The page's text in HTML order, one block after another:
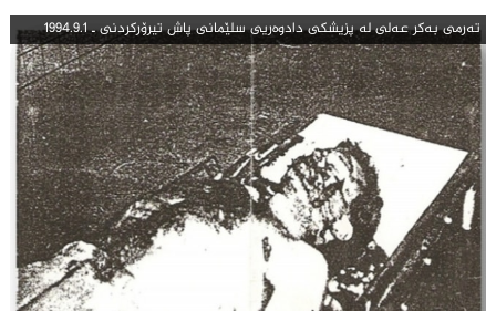
ته‌رمی به‌كر عه‌لی له‌ پزیشكی دادوه‌ریی سلێمانى پاش تیرۆركردنی ـ 1994.9.1